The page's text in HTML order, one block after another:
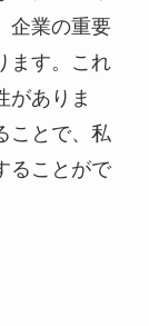
企業の重要
ます。これ
がありま
ことで、私
ることがで